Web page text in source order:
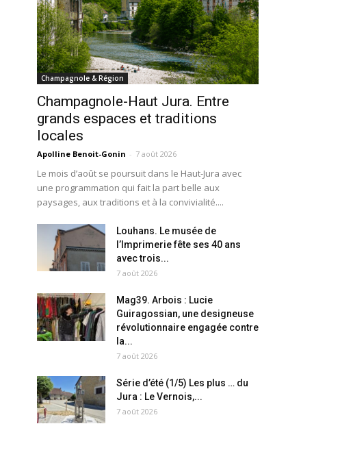
Champagnole & Région
Champagnole-Haut Jura. Entre
grands espaces et traditions
locales
Apolline Benoit-Gonin - 7 août 2026
Le mois d’août se poursuit dans le Haut-Jura avec
une programmation qui fait la part belle aux
paysages, aux traditions et à la convivialité....
Louhans. Le musée de
l’Imprimerie fête ses 40 ans
avec trois...
7 août 2026
Mag39. Arbois : Lucie
Guiragossian, une designeuse
révolutionnaire engagée contre
la...
7 août 2026
Série d’été (1/5) Les plus … du
Jura : Le Vernois,...
7 août 2026